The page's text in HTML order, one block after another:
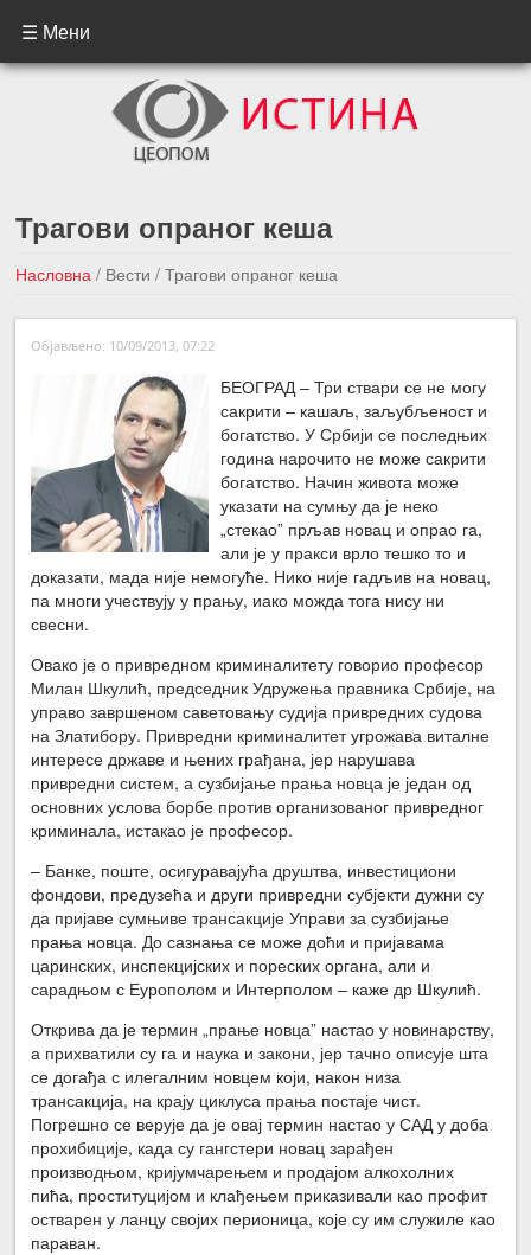
☰ Мени
Трагови опраног кеша
Насловна / Вести/ Трагови опраног кеша
←Претходна вест
Следећа вест →
Објављено: 10/09/2013, 07:22
БЕОГРАД – Три ствари се не могу
сакрити – кашаљ, заљубљеност и
богатство. У Србији се последњих
година нарочито не може сакрити
богатство. Начин живота може
указати на сумњу да је неко
„стекао” прљав новац и опрао га,
али је у пракси врло тешко то и
доказати, мада није немогуће. Нико није гадљив на новац,
па многи учествују у прању, иако можда тога нису ни
свесни.
Овако је о привредном криминалитету говорио професор
Милан Шкулић, председник Удружења правника Србије, на
управо завршеном саветовању судија привредних судова
на Златибору. Привредни криминалитет угрожава виталне
интересе државе и њених грађана, јер нарушава
привредни систем, а сузбијање прања новца је један од
основних услова борбе против организованог привредног
криминала, истакао је професор.
– Банке, поште, осигуравајућа друштва, инвестициони
фондови, предузећа и други привредни субјекти дужни су
да пријаве сумњиве трансакције Управи за сузбијање
прања новца. До сазнања се може доћи и пријавама
царинских, инспекцијских и пореских органа, али и
сарадњом с Еурополом и Интерполом – каже др Шкулић.
Открива да је термин „прање новца” настао у новинарству,
а прихватили су га и наука и закони, јер тачно описује шта
се догађа с илегалним новцем који, након низа
трансакција, на крају циклуса прања постаје чист.
Погрешно се верује да је овај термин настао у САД у доба
прохибиције, када су гангстери новац зарађен
производњом, кријумчарењем и продајом алкохолних
пића, проституцијом и клађењем приказивали као профит
остварен у ланцу својих перионица, које су им служиле као
параван.